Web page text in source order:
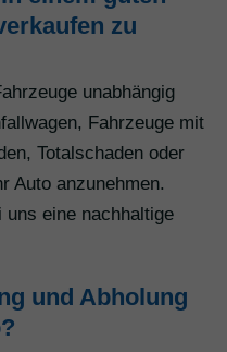
zu
unabhängig
Fahrzeuge mit
Totalschaden oder
Auto anzunehmen.
uns eine nachhaltige
und Abholung